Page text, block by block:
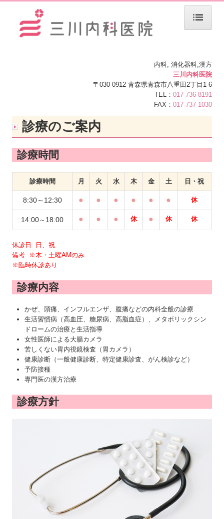
内視鏡検査のご案内
施設・設備のご案内
交通案内
医療ＤＸ推進体制の整備について
当院における医療情報の利用目的
内科, 消化器科,漢方
三川内科医院
〒030-0912 青森県青森市八重田2丁目1-6
TEL： 017-736-8191
FAX： 017-737-1030
診療のご案内
診療時間
診療時間 月 火 水 木 金 土 日・祝
8:30～12:30 ● ● ● ● ● ● 休
14:00～ 18:00 ● ● ● 休 ● 休 休
休診日: 日、祝
備考: ※木・土曜AMのみ
※臨時休診あり
診療内容
かぜ、頭痛、インフルエンザ、腹痛などの内科全般の診療
生活習慣病（高血圧、糖尿病、高脂血症）、メタボリックシン
ドロームの治療と生活指導
女性医師による大腸カメラ
苦しくない胃内視鏡検査（胃カメラ）
健康診断（一般健康診断、特定健康診査、がん検診など）
予防接種
専門医の漢方治療
診療方針